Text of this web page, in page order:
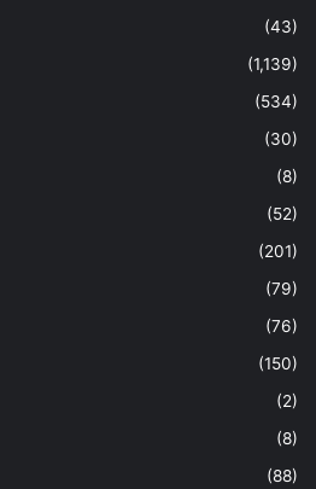
(43)
(1,139)
(534)
(30)
(8)
(52)
(201)
(79)
(76)
(150)
(2)
(8)
(88)